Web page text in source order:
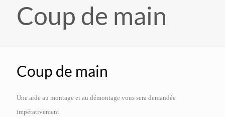
Coup de main
Coup de main
Une aide au montage et au démontage vous sera demandée
impérativement.